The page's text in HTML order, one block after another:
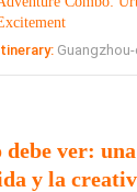
debe ver:
y la